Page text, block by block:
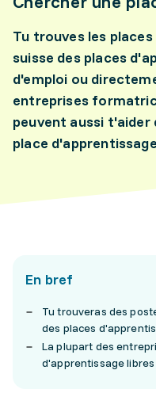
Tu trouves les
suisse des places
d'emploi ou
entreprises
peuvent aussi t'aider
place
En bref
Tu trouveras des
des places
La plupart des
d'apprentissage